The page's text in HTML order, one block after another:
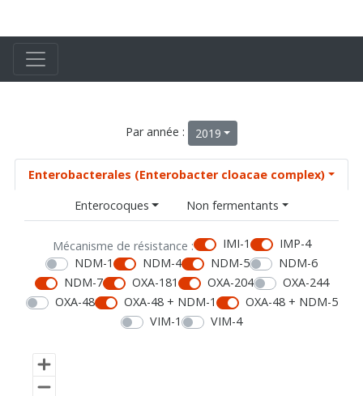
Par année : 2019
Enterobacterales (Enterobacter cloacae complex)
Enterocoques
Non fermentants
Mécanisme de résistance : IMI-1
IMP-4
NDM-1
NDM-4 NDM-5
NDM-6
NDM-7
OXA-181 OXA-204
OXA-244
OXA-48
OXA-48 + NDM-1
OXA-48 + NDM-5
VIM-1
VIM-4